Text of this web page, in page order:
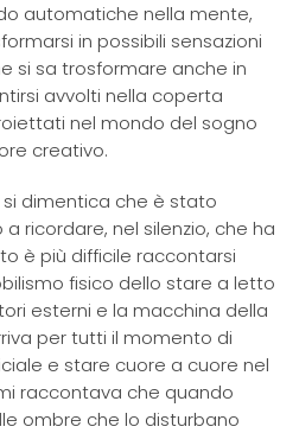
automatiche nella mente,
in possibili sensazioni
si sa trosformare anche in
avvolti nella coperta
nel mondo del sogno
creativo.
dimentica che è stato
ricordare, nel silenzio, che ha
è più difficile raccontarsi
fisico dello stare a letto
esterni e la macchina della
per tutti il momento di
e stare cuore a cuore nel
raccontava che quando
ombre che lo disturbano